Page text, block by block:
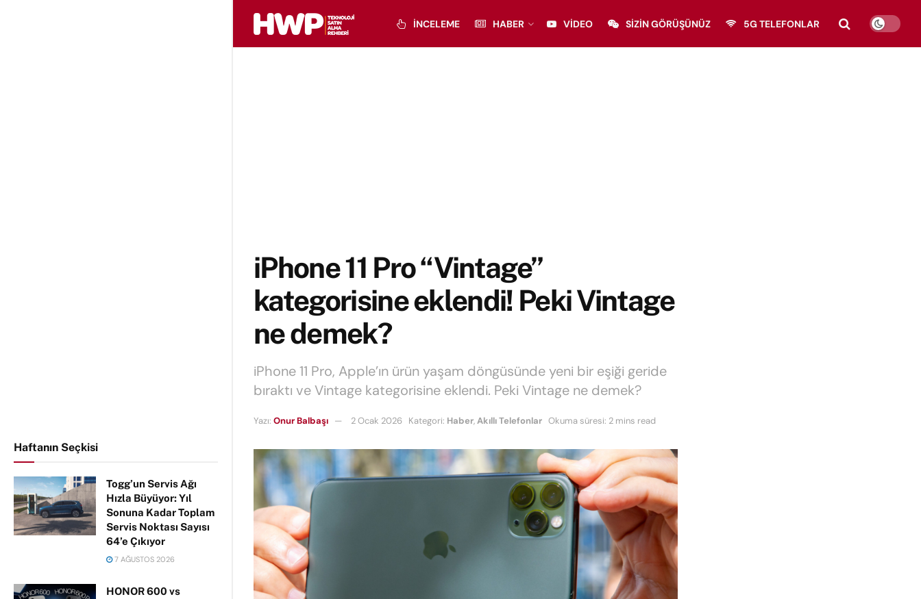
Haftanın Seçkisi
Togg’un Servis Ağı
Hızla Büyüyor: Yıl
Sonuna Kadar Toplam
Servis Noktası Sayısı
64’e Çıkıyor
7 AĞUSTOS 2026
HONOR 600 vs
İNCELEME HABER VIDEO SIZIN GÖRÜŞÜNÜZ 5G TELEFONLAR
iPhone 11 Pro “Vintage”
kategorisine eklendi! Peki Vintage
ne demek?
iPhone 11 Pro, Apple’ın ürün yaşam döngüsünde yeni bir eşiği geride
bıraktı ve Vintage kategorisine eklendi. Peki Vintage ne demek?
Yazı: Onur Balbaşı 2 Ocak 2026 Kategori: Haber,Akıllı Telefonlar Okuma süresi: 2 mins read